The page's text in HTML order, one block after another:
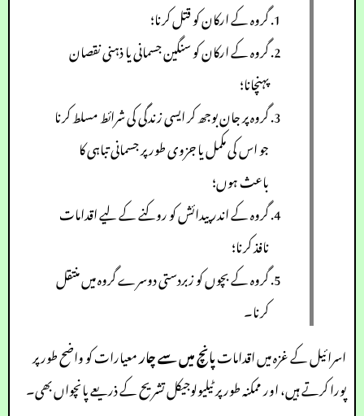
گروہ کے ارکان کو قتل کرنا؛
گروہ کے ارکان کو سنگین جسمانی یا ذہنی نقصان
پہنچانا؛
گروہ پر جان بوجھ کر ایسی زندگی کی شرائط مسلط کرنا
جو اس کی مکمل یا جزوی طور پر جسمانی تباہی کا
باعث ہوں؛
گروہ کے اندر پیدائش کو روکنے کے لیے اقدامات
نافذ کرنا؛
گروہ کے بچوں کو زبردستی دوسرے گروہ میں منتقل
کرنا۔
اسرائیل کے غزہ میں اقداماتپانچ میں سے چارمعیارات کو واضح طور پر
پورا کرتے ہیں، اور ممکنہ طور پر ٹیلیولوجیکل تشریح کے ذریعے پانچواں بھی۔